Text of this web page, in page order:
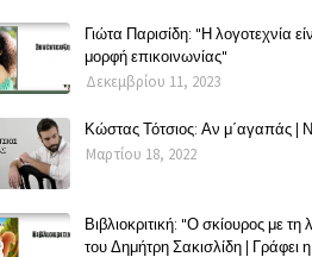
Γιώτα Παρισίδη: "Η λογοτεχνία
μορφή επικοινωνίας"
Δεκεμβρίου 11, 2023
Κώστας Τότσιος: Αν μ΄αγαπάς |
Μαρτίου 18, 2022
Βιβλιοκριτική: "Ο σκίουρος με τη
του Δημήτρη Σακισλίδη | Γράφει